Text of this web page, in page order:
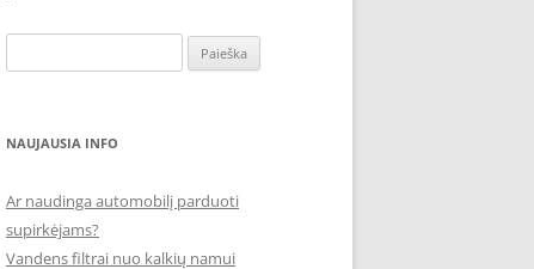
NAUJAUSIA INFO
Ar naudinga automobilį parduoti
supirkėjams?
Vandens filtrai nuo kalkių namui